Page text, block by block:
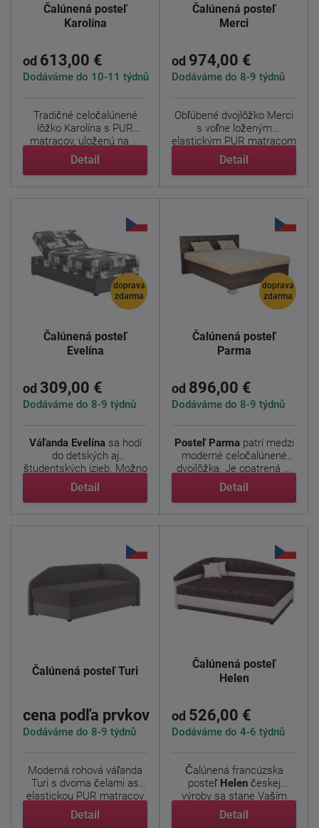
Čalúnená posteľ
Karolína
od 613,00 €
Dodáváme do 10-11 týdnů
Tradičné celočalúnené
lôžko Karolína s PUR
matracov, uloženú na ...
Detail
Čalúnená posteľ
Merci
od 974,00 €
Dodáváme do 8-9 týdnů
Obľúbené dvojlôžko Merci
s voľne loženým
elastickým PUR matracom
Alena ...
Detail
doprava
zdarma
Čalúnená posteľ
Evelína
od 309,00 €
Dodáváme do 8-9 týdnů
Váľanda Evelínasa hodí
do detských aj
študentských izieb. Možno
ju ...
Detail
doprava
zdarma
Čalúnená posteľ
Parma
od 896,00 €
Dodáváme do 8-9 týdnů
Posteľ Parmapatrí medzi
moderné celočalúnené
dvojlôžka. Je opatrená ...
Detail
Čalúnená posteľ Turi
cena podľa prvkov
Dodáváme do 8-9 týdnů
Moderná rohová váľanda
Turi s dvoma čelami as
elastickou PUR matracov
...
Detail
Čalúnená posteľ
Helen
od 526,00 €
Dodáváme do 4-6 týdnů
Čalúnená francúzska
posteľ Helenčeskej
výroby sa stane Vaším
ideálnym ...
Detail